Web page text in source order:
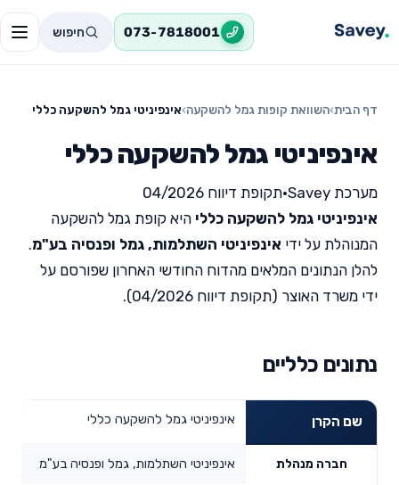
073-7818001 חיפוש
דף הבית›השוואת קופות גמל להשקעה›אינפיניטי גמל להשקעה כללי
אינפיניטי גמל להשקעה כללי
מערכת Savey •תקופת דיווח 04/2026
אינפיניטי גמל להשקעה כללי היא קופת גמל להשקעה
המנוהלת על ידי אינפיניטי השתלמות, גמל ופנסיה בע"מ.
להלן הנתונים המלאים מהדוח החודשי האחרון שפורסם על
ידי משרד האוצר (תקופת דיווח 04/2026).
נתונים כלליים
שם הקרן אינפיניטי גמל להשקעה כללי
חברה מנהלת אינפיניטי השתלמות, גמל ופנסיה בע"מ